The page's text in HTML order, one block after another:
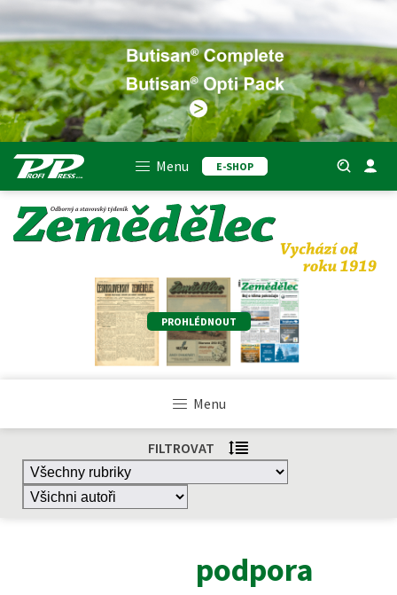
Menu E-SHOP
PROHLÉDNOUT
Menu
FILTROVAT
podpora